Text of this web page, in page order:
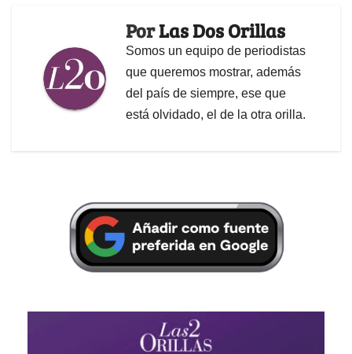
PorLas Dos Orillas
Somos un equipo de periodistas
que queremos mostrar, además
del país de siempre, ese que
está olvidado, el de la otra orilla.